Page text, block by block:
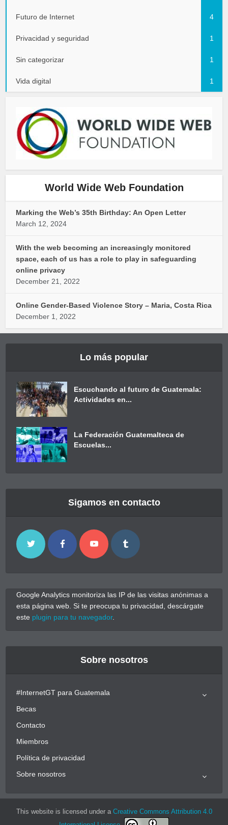
Futuro de Internet 4
Privacidad y seguridad 1
Sin categorizar 1
Vida digital 1
World Wide Web Foundation
Marking the Web’s 35th Birthday: An Open Letter
March 12, 2024
With the web becoming an increasingly monitored
space, each of us has a role to play in safeguarding
online privacy
December 21, 2022
Online Gender-Based Violence Story – Maria, Costa Rica
December 1, 2022
Lo más popular
Escuchando al futuro de Guatemala:
Actividades en...
La Federación Guatemalteca de
Escuelas...
Sigamos en contacto
Google Analytics monitoriza las IP de las visitas anónimas a
esta página web. Si te preocupa tu privacidad, descárgate
este plugin para tu navegador.
Sobre nosotros
#InternetGT para Guatemala
Becas
Contacto
Miembros
Política de privacidad
Sobre nosotros
This website is licensed under a Creative Commons Attribution 4.0